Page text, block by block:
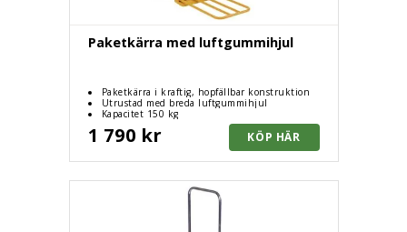
Paketkärra med luftgummihjul
Paketkärra i kraftig, hopfällbar konstruktion
Utrustad med breda luftgummihjul
Kapacitet 150 kg
1 790 kr